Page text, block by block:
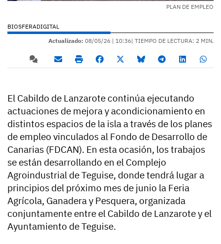
PLAN DE EMPLEO
BIOSFERADIGITAL
Actualizado: 08/05/26 | 10:36| TIEMPO DE LECTURA: 2 MIN.
El Cabildo de Lanzarote continúa ejecutando
actuaciones de mejora y acondicionamiento en
distintos espacios de la isla a través de los planes
de empleo vinculados al Fondo de Desarrollo de
Canarias (FDCAN). En esta ocasión, los trabajos
se están desarrollando en el Complejo
Agroindustrial de Teguise, donde tendrá lugar a
principios del próximo mes de junio la Feria
Agrícola, Ganadera y Pesquera, organizada
conjuntamente entre el Cabildo de Lanzarote y el
Ayuntamiento de Teguise.